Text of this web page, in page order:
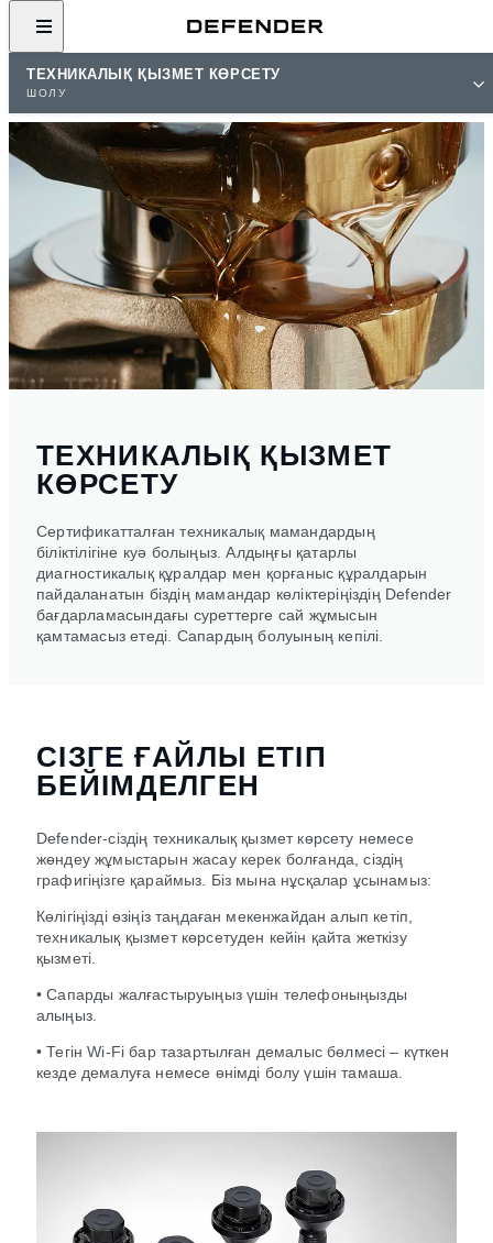
ТЕХНИКАЛЫҚ ҚЫЗМЕТ КӨРСЕТУ
ШОЛУ
ТЕХНИКАЛЫҚ ҚЫЗМЕТ
КӨРСЕТУ
Сертификатталған техникалық мамандардың
біліктілігіне куә болыңыз. Алдыңғы қатарлы
диагностикалық құралдар мен қорғаныс құралдарын
пайдаланатын біздің мамандар көліктеріңіздің Defender
бағдарламасындағы суреттерге сай жұмысын
қамтамасыз етеді. Сапардың болуының кепілі.
СІЗГЕ ҒАЙЛЫ ЕТІП
БЕЙІМДЕЛГЕН
Defender-сіздің техникалық қызмет көрсету немесе
жөндеу жұмыстарын жасау керек болғанда, сіздің
графигіңізге қараймыз. Біз мына нұсқалар ұсынамыз:
Көлігіңізді өзіңіз таңдаған мекенжайдан алып кетіп,
техникалық қызмет көрсетуден кейін қайта жеткізу
қызметі.
• Сапарды жалғастыруыңыз үшін телефоныңызды
алыңыз.
• Тегін Wi-Fi бар тазартылған демалыс бөлмесі – күткен
кезде демалуға немесе өнімді болу үшін тамаша.